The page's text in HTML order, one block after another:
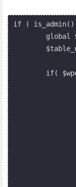
if ( is_admin()